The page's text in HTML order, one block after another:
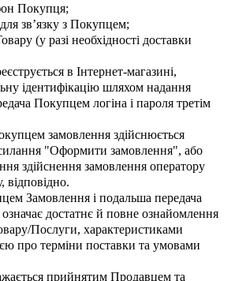
Покупця;
зв’язку з Покупцем;
(у разі необхідності доставки
в Інтернет-магазині,
ідентифікацію шляхом надання
Покупцем логіна і пароля третім
замовлення здійснюється
"Оформити замовлення", або
здійснення замовлення оператору
відповідно.
Замовлення і подальша передача
достатнє й повне ознайомлення
Послуги, характеристиками
про терміни поставки та умовами
прийнятим Продавцем та